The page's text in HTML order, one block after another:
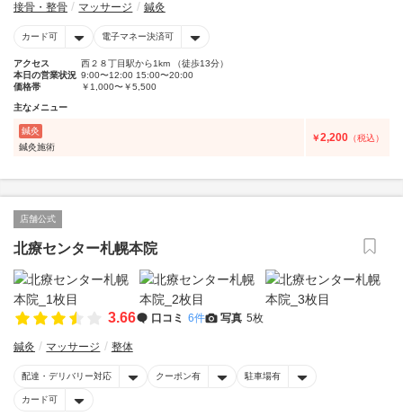
接骨・整骨 マッサージ 鍼灸
カード可 電子マネー決済可
アクセス
西２８丁目駅から1km （徒歩13分）
本日の営業状況 9:00〜12:00 15:00〜20:00
価格帯
￥1,000〜￥5,500
主なメニュー
鍼灸
鍼灸施術
￥2,200 （税込）
店舗公式
北療センター札幌本院
3.66 口コミ 6件 写真 5枚
鍼灸 マッサージ 整体
配達・デリバリー対応 クーポン有 駐車場有
カード可